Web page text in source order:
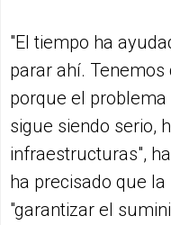
"El tiempo ha
parar ahí.
porque el
sigue siendo serio,
infraestructuras",
ha precisado que
"garantizar el